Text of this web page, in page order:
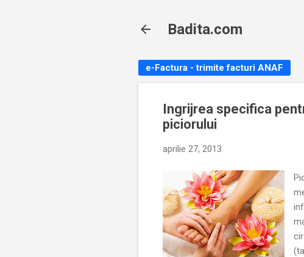
Badita.com
e-Factura - trimite facturi ANAF
Ingrijrea specifica
piciorului
aprilie 27, 2013